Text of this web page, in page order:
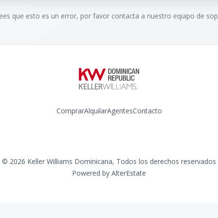
que esto es un error, por favor contacta a nuestro equipo de
ComprarAlquilarAgentesContacto
© 2026 Keller Williams Dominicana, Todos los derechos reservados
Powered by AlterEstate